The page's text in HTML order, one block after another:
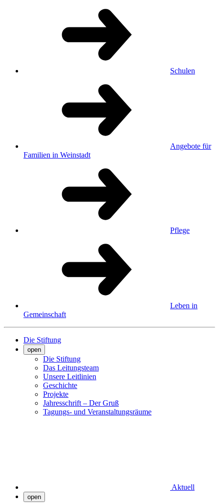
Schulen
Angebote für
Familien in Weinstadt
Pflege
Leben in
Gemeinschaft
Die Stiftung
open
Die Stiftung
Das Leitungsteam
Unsere Leitlinien
Geschichte
Projekte
Jahresschrift – Der Gruß
Tagungs- und Veranstaltungsräume
Aktuell
open